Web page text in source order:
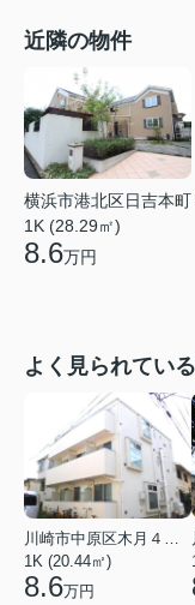
近隣の物件
横浜市港北区日吉本町
1K (28.29㎡)
8.6万円
よく見られてい
川崎市中原区木月４丁目
1K (20.44㎡)
8.6万円